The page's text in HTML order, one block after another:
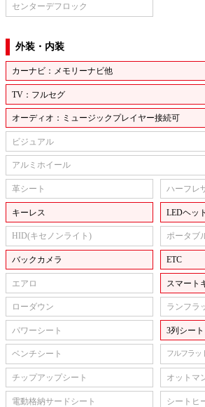
センターデフロック
外装・内装
カーナビ：メモリーナビ他
TV：フルセグ
オーディオ：ミュージックプレイヤー接続可
ビジュアル
アルミホイール
革シート ハーフレ
キーレス LEDヘッ
HID(キセノンライト) ポータブ
バックカメラ ETC
エアロ スマート
ローダウン ランフラ
パワーシート 3列シート
ベンチシート フルフラッ
チップアップシート オットマ
電動格納サードシート シートヒ